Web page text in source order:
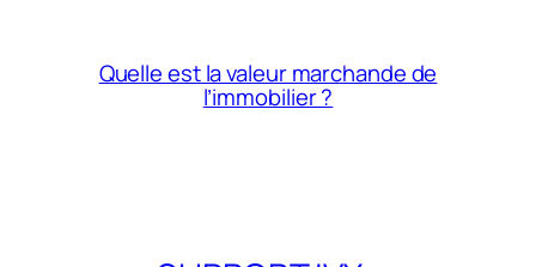
Quelle est la valeur marchande de
l’immobilier ?